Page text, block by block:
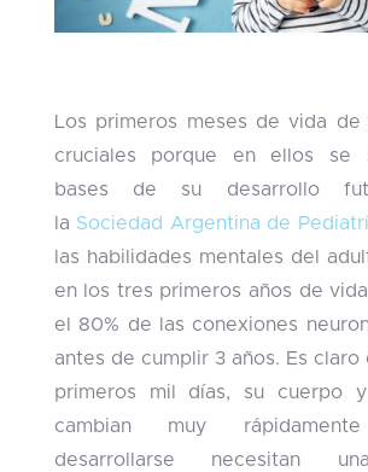
Los primeros meses de vida
cruciales porque en ellos se
bases de su desarrollo
la Sociedad Argentina de
las habilidades mentales del
en los tres primeros años de
el 80% de las conexiones
antes de cumplir 3 años. Es claro
primeros mil días, su cuerpo
cambian muy
desarrollarse necesitan